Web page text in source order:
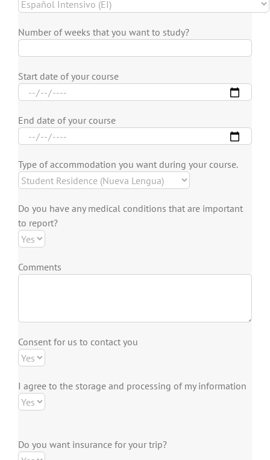
Number of weeks that you want to study?
Start date of your course
End date of your course
Type of accommodation you want during your course.
Do you have any medical conditions that are important
to report?
Comments
Consent for us to contact you
I agree to the storage and processing of my information
Do you want insurance for your trip?